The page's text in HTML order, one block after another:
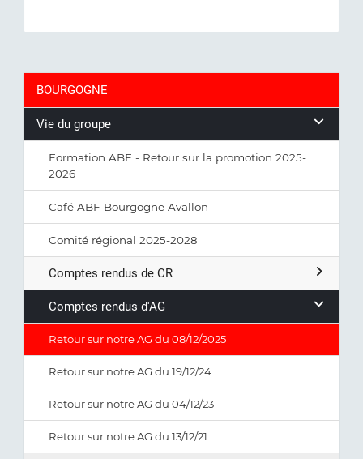
BOURGOGNE
Vie du groupe
Formation ABF - Retour sur la promotion 2025-
2026
Café ABF Bourgogne Avallon
Comité régional 2025-2028
Comptes rendus de CR
Comptes rendus d'AG
Retour sur notre AG du 08/12/2025
Retour sur notre AG du 19/12/24
Retour sur notre AG du 04/12/23
Retour sur notre AG du 13/12/21